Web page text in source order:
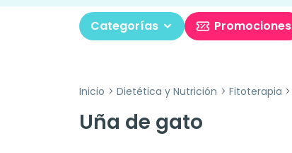
Categorías Promociones
Inicio Dietética y Nutrición Fitoterapia
Uña de gato